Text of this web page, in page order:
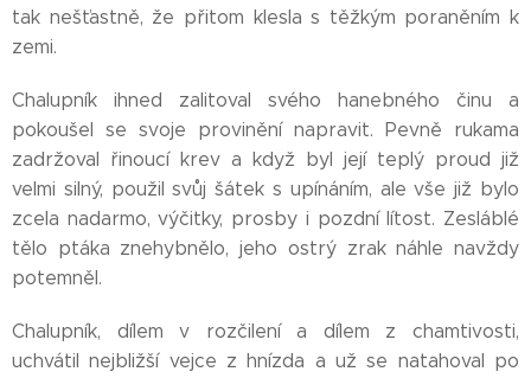
tak nešťastně, že přitom klesla s těžkým poraněním k
zemi.
Chalupník ihned zalitoval svého hanebného činu a
pokoušel se svoje provinění napravit. Pevně rukama
zadržoval řinoucí krev a když byl její teplý proud již
velmi silný, použil svůj šátek s upínáním, ale vše již bylo
zcela nadarmo, výčitky, prosby i pozdní lítost. Zesláblé
tělo ptáka znehybnělo, jeho ostrý zrak náhle navždy
potemněl.
Chalupník, dílem v rozčilení a dílem z chamtivosti,
uchvátil nejbližší vejce z hnízda a už se natahoval po